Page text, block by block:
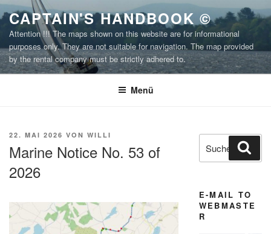
Zum
Inhalt
springen
CAPTAIN'S HANDBOOK ©
Attention !!! The maps shown on this website are for informational
purposes only. They are not suitable for navigation. The map provided
by the rental company must be strictly adhered to.
Menü
VERÖFFENTLICHT
22. MAI 2026 VON WILLI
Marine Notice No. 53 of
2026
Suchen
nach:
E-MAIL TO
WEBMASTE
R